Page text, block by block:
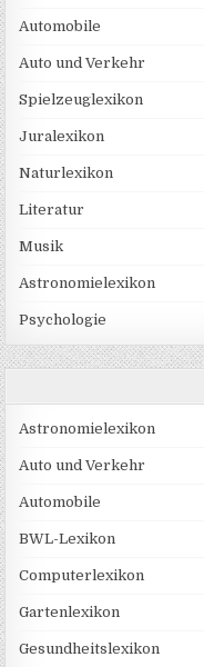
Automobile
Auto und Verkehr
Spielzeuglexikon
Juralexikon
Naturlexikon
Literatur
Musik
Astronomielexikon
Psychologie
Astronomielexikon
Auto und Verkehr
Automobile
BWL-Lexikon
Computerlexikon
Gartenlexikon
Gesundheitslexikon